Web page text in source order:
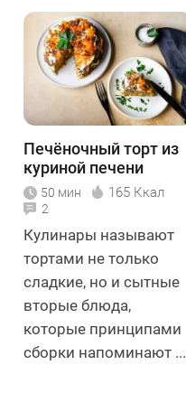
Печёночный торт из
куриной печени
50 мин 165 Ккал
2
Кулинары называют
тортами не только
сладкие, но и сытные
вторые блюда,
которые принципами
сборки напоминают ...